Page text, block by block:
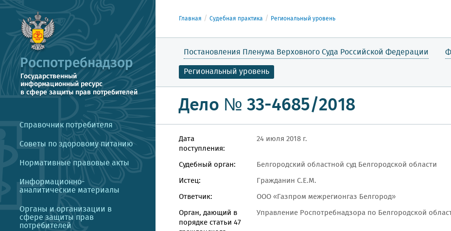
Справочник потребителя
Советы по здоровому питанию
Нормативные правовые акты
Информационно-
аналитические материалы
Органы и организации в
сфере защиты прав
потребителей
Главная Судебная практика Региональный уровень
Постановления Пленума Верховного Суда Российской Федерации
Региональный уровень
Дело № 33-4685/2018
Дата
поступления:
24 июля 2018 г.
Судебный орган:
Белгородский областной суд Белгородской области
Истец:
Гражданин С.Е.М.
Ответчик:
ООО «Газпром межрегионгаз Белгород»
Орган, дающий в
порядке статьи 47
Управление Роспотребнадзора по Белгородской